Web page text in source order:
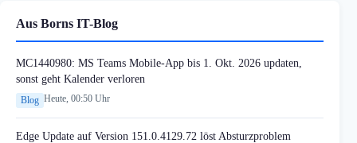
Aus Borns IT-Blog
MC1440980: MS Teams Mobile-App bis 1. Okt. 2026 updaten,
sonst geht Kalender verloren
Blog Heute, 00:50 Uhr
Edge Update auf Version 151.0.4129.72 löst Absturzproblem